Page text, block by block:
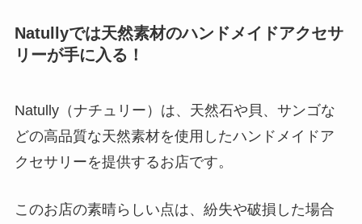
Natullyでは天然素材のハンドメイドアクセサ
リーが手に入る！
Natully（ナチュリー）は、天然石や貝、サンゴな
どの高品質な天然素材を使用したハンドメイドア
クセサリーを提供するお店です。
このお店の素晴らしい点は、紛失や破損した場合